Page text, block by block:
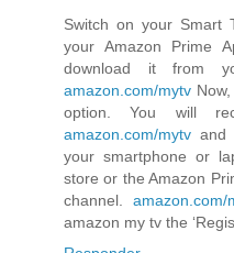
Switch on your Smart
your Amazon Prime
download it from
amazon.com/mytv
option. You will
amazon.com/mytv and
your smartphone or
store or the Amazon
channel.amazon.com/
amazon my tv the